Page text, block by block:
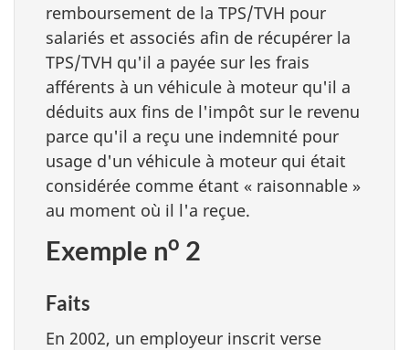
remboursement de la TPS/TVH pour
salariés et associés afin de récupérer la
TPS/TVH qu'il a payée sur les frais
afférents à un véhicule à moteur qu'il a
déduits aux fins de l'impôt sur le revenu
parce qu'il a reçu une indemnité pour
usage d'un véhicule à moteur qui était
considérée comme étant « raisonnable »
au moment où il l'a reçue.
Exemple no 2
Faits
En 2002, un employeur inscrit verse